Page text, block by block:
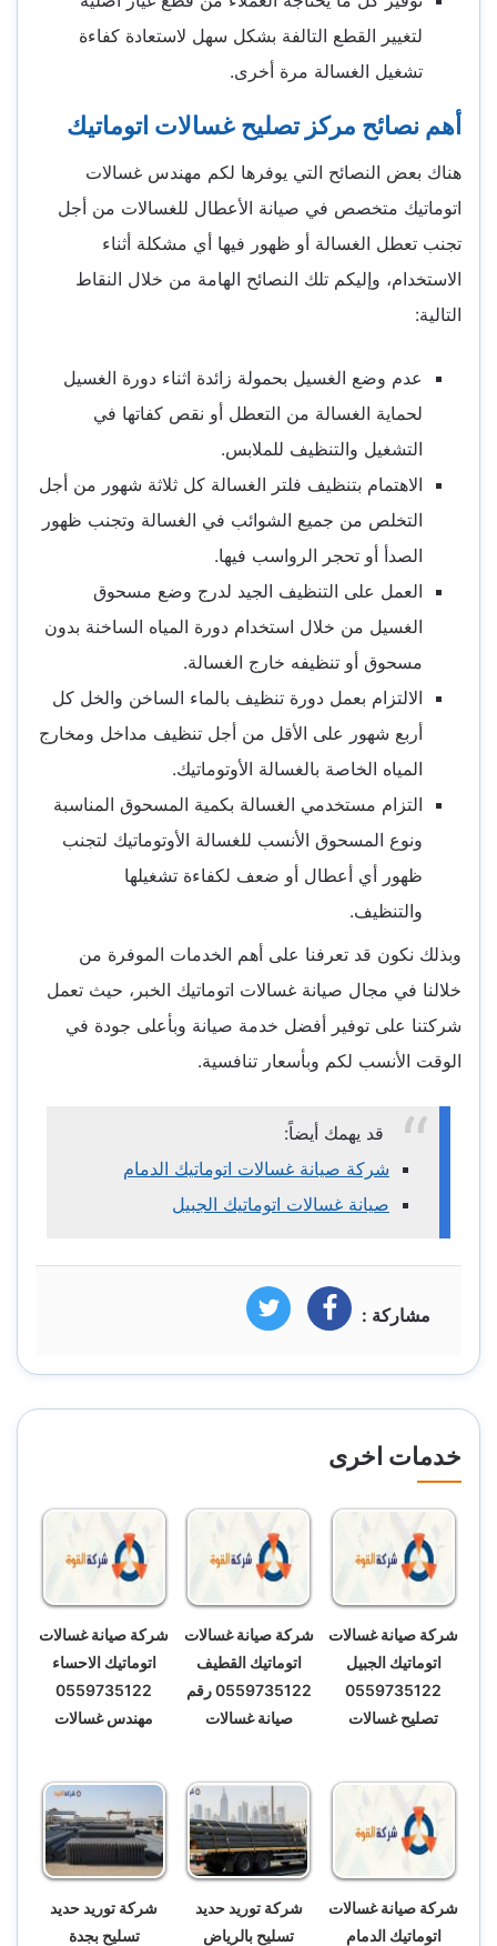
لتغيير القطع التالفة بشكل سهل لاستعادة كفاءة
تشغيل الغسالة مرة أخرى.
أهم نصائح مركز تصليح غسالات اتوماتيك
هناك بعض النصائح التي يوفرها لكم مهندس غسالات
اتوماتيك متخصص في صيانة الأعطال للغسالات من أجل
تجنب تعطل الغسالة أو ظهور فيها أي مشكلة أثناء
الاستخدام، وإليكم تلك النصائح الهامة من خلال النقاط
التالية:
عدم وضع الغسيل بحمولة زائدة اثناء دورة الغسيل
لحماية الغسالة من التعطل أو نقص كفاتها في
التشغيل والتنظيف للملابس.
الاهتمام بتنظيف فلتر الغسالة كل ثلاثة شهور من أجل
التخلص من جميع الشوائب في الغسالة وتجنب ظهور
الصدأ أو تحجر الرواسب فيها.
العمل على التنظيف الجيد لدرج وضع مسحوق
الغسيل من خلال استخدام دورة المياه الساخنة بدون
مسحوق أو تنظيفه خارج الغسالة.
الالتزام بعمل دورة تنظيف بالماء الساخن والخل كل
أربع شهور على الأقل من أجل تنظيف مداخل ومخارج
المياه الخاصة بالغسالة الأوتوماتيك.
التزام مستخدمي الغسالة بكمية المسحوق المناسبة
ونوع المسحوق الأنسب للغسالة الأوتوماتيك لتجنب
ظهور أي أعطال أو ضعف لكفاءة تشغيلها
والتنظيف.
وبذلك نكون قد تعرفنا على أهم الخدمات الموفرة من
خلالنا في مجال صيانة غسالات اتوماتيك الخبر ، حيث تعمل
شركتنا على توفير أفضل خدمة صيانة وبأعلى جودة في
الوقت الأنسب لكم وبأسعار تنافسية.
قد يهمك أيضاً:
شركة صيانة غسالات اتوماتيك الدمام
صيانة غسالات اتوماتيك الجبيل
مشاركة : فيسبوك تويتر
خدمات اخرى
شركة صيانة غسالات
اتوماتيك الجبيل
0559735122
تصليح غسالات
شركة صيانة غسالات
اتوماتيك القطيف
0559735122 رقم
صيانة غسالات
شركة صيانة غسالات
اتوماتيك الاحساء
0559735122
مهندس غسالات
شركة صيانة غسالات
اتوماتيك الدمام
شركة توريد حديد
تسليح بالرياض
شركة توريد حديد
تسليح بجدة